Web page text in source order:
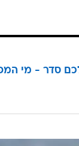
סדר - מי